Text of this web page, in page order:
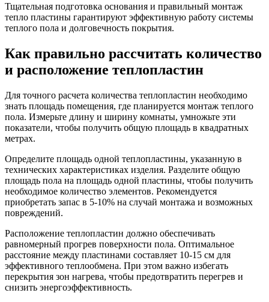
Тщательная подготовка основания и правильный монтаж
тепло пластины гарантируют эффективную работу системы
теплого пола и долговечность покрытия.
Как правильно рассчитать количество
и расположение теплопластин
Для точного расчета количества теплопластин необходимо
знать площадь помещения, где планируется монтаж теплого
пола. Измерьте длину и ширину комнаты, умножьте эти
показатели, чтобы получить общую площадь в квадратных
метрах.
Определите площадь одной теплопластины, указанную в
технических характеристиках изделия. Разделите общую
площадь пола на площадь одной пластины, чтобы получить
необходимое количество элементов. Рекомендуется
приобретать запас в 5-10% на случай монтажа и возможных
повреждений.
Расположение теплопластин должно обеспечивать
равномерный прогрев поверхности пола. Оптимальное
расстояние между пластинами составляет 10-15 см для
эффективного теплообмена. При этом важно избегать
перекрытия зон нагрева, чтобы предотвратить перегрев и
снизить энергоэффективность.